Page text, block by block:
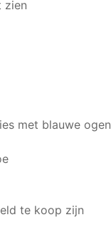
zien
met blauwe ogen
te koop zijn